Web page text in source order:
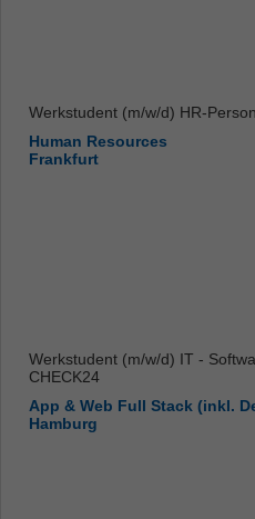
Werkstudent (m/w/d) HR-
Human Resources
Frankfurt
Werkstudent (m/w/d) IT -
CHECK24
App & Web Full Stack (inkl.
Hamburg